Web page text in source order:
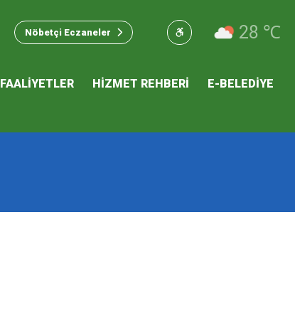
Nöbetçi Eczaneler 28 ℃
FAALİYETLER HİZMET REHBERİ E-BELEDİYE